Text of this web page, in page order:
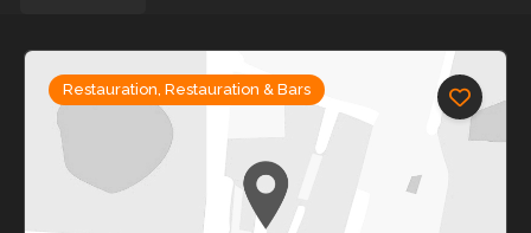
Restauration, Restauration & Bars